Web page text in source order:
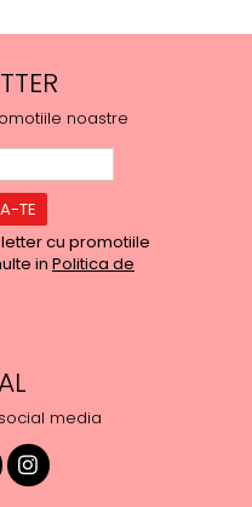
noastre
cu promotiile
in Politica de
media